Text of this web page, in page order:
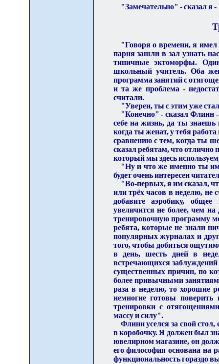
"Замечательно" - сказал я
"Говоря о времени, я
парня зашли в зал узнать
типичные эктоморфы.
школьный учитель. Оба
программа занятий с
и та же проблема -
считали.
"Уверен, ты с этим уже
"Конечно" - сказал Флинн -
себе на жизнь,да ты знаешь
когда ты женат, у тебя
сравнению с тем, когда ты
сказал ребятам, что отлично
который мы здесь испо
"Ну и что же именно ты им
будет очень интересен
"Во-первых, я им сказал,
или трёх часов в неделю, не
добавите аэробику,
увеличится не более, чем
тренировочную программу
ребята, которые не знали
популярных журналах и
того, чтобы добиться
в день, шесть дней в
встречающихся
существенных причин, по
более привычными
раза в неделю, то хорошие
немногие готовы
тренировки с
массу и силу".
Флинн уселся за свой
в коробочку. Я должен был
ювелирном магазине, он
его философия основана на
функциональность гораздо